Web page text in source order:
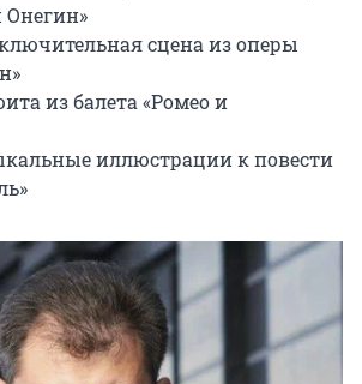
Онегин»
сцена из оперы
из балета «Ромео и
иллюстрации к повести